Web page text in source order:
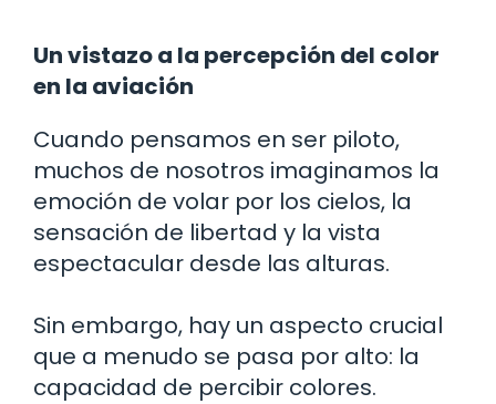
Un vistazo a la percepción del color
en la aviación
Cuando pensamos en ser piloto,
muchos de nosotros imaginamos la
emoción de volar por los cielos, la
sensación de libertad y la vista
espectacular desde las alturas.
Sin embargo, hay un aspecto crucial
que a menudo se pasa por alto: la
capacidad de percibir colores.